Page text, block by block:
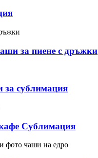
за пиене с дръжки
сублимация
Сублимация